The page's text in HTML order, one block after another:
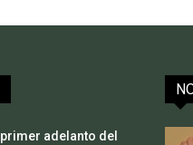
adelanto del